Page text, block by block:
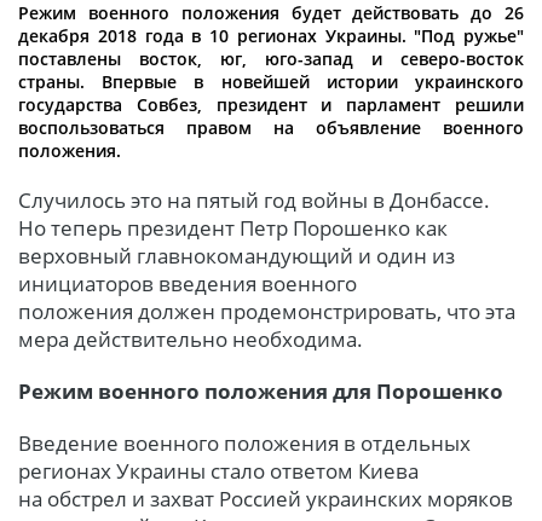
Режим военного положения будет действовать до 26
декабря 2018 года в 10 регионах Украины. "Под ружье"
поставлены восток, юг, юго-запад и северо-восток
страны. Впервые в новейшей истории украинского
государства Совбез, президент и парламент решили
воспользоваться правом на объявление военного
положения.
Случилось это на пятый год войны в Донбассе.
Но теперь президент Петр Порошенко как
верховный главнокомандующий и один из
инициаторов введения военного
положения должен продемонстрировать, что эта
мера действительно необходима.
Режим военного положения для Порошенко
Введение военного положения в отдельных
регионах Украины стало ответом Киева
на обстрел и захват Россией украинских моряков